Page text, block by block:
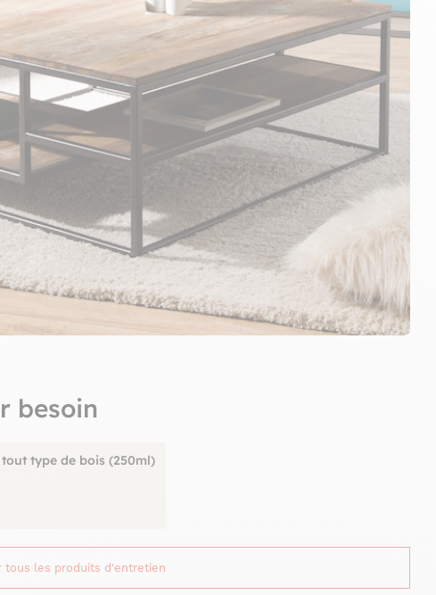
besoin
type de bois (250ml)
tous les produits d'entretien